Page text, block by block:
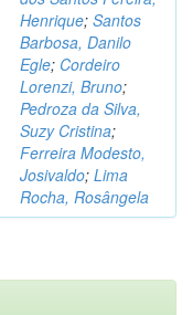
Henrique; Santos
Barbosa, Danilo
Egle; Cordeiro
Lorenzi, Bruno;
Pedroza da Silva,
Suzy Cristina;
Ferreira Modesto,
Josivaldo; Lima
Rocha, Rosângela